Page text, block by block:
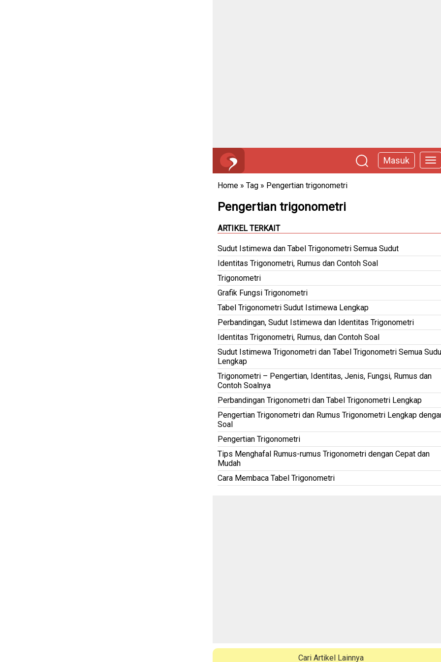
Masuk
Home » Tag » Pengertian trigonometri
Pengertian trigonometri
ARTIKEL TERKAIT
Sudut Istimewa dan Tabel Trigonometri Semua Sudut
Identitas Trigonometri, Rumus dan Contoh Soal
Trigonometri
Grafik Fungsi Trigonometri
Tabel Trigonometri Sudut Istimewa Lengkap
Perbandingan, Sudut Istimewa dan Identitas Trigonometri
Identitas Trigonometri, Rumus, dan Contoh Soal
Sudut Istimewa Trigonometri dan Tabel Trigonometri Semua
Lengkap
Trigonometri – Pengertian, Identitas, Jenis, Fungsi, Rumus dan
Contoh Soalnya
Perbandingan Trigonometri dan Tabel Trigonometri Lengkap
Pengertian Trigonometri dan Rumus Trigonometri Lengkap
Soal
Pengertian Trigonometri
Tips Menghafal Rumus-rumus Trigonometri dengan Cepat dan
Mudah
Cara Membaca Tabel Trigonometri
Cari Artikel Lainnya